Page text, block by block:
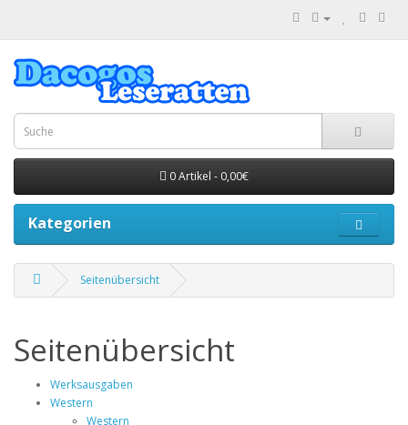
0 Artikel - 0,00€
Kategorien
Seitenübersicht
Seitenübersicht
Werksausgaben
Western
Western